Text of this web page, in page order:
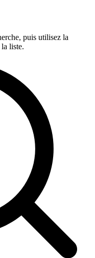
puis utilisez la
liste.